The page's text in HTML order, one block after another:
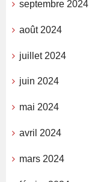
septembre 2024
août 2024
juillet 2024
juin 2024
mai 2024
avril 2024
mars 2024